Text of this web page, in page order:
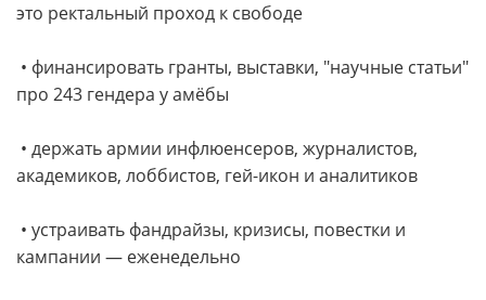
это ректальный проход к свободе
• финансировать гранты, выставки, "научные статьи"
про 243 гендера у амёбы
• держать армии инфлюенсеров, журналистов,
академиков, лоббистов, гей-икон и аналитиков
• устраивать фандрайзы, кризисы, повестки и
кампании — еженедельно